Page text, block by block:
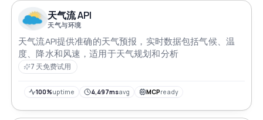
天气流 API
天气与环境
天气流API提供准确的天气预报，实时数据包括气候、温
度、降水和风速，适用于天气规划和分析
7 天免费试用
100%uptime 4,497msavg MCPready